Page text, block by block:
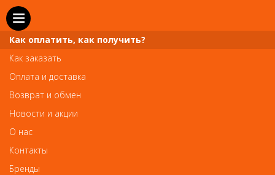
Как оплатить, как получить?
Как заказать
Оплата и доставка
Возврат и обмен
Новости и акции
О нас
Контакты
Бренды